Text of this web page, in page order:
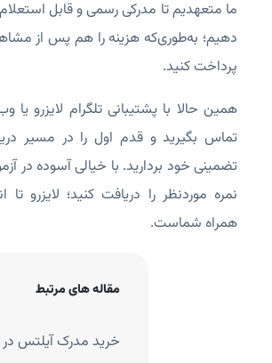
مقاله های مرتبط
خرید مدرک آیلتس در
ما متعهدیم تا مدرکی رسمی و قابل استعلام
دهیم؛ به‌طوری‌که هزینه را هم پس از
پرداخت کنید.
همین حالا با پشتیبانی تلگرام لایزرو
تماس بگیرید و قدم اول را در مسیر
تضمینی خود بردارید. با خیالی آسوده در
نمره موردنظر را دریافت کنید؛ لایزرو
همراه شماست.